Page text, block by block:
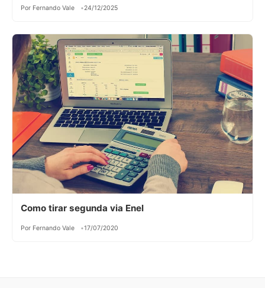
Por Fernando Vale 24/12/2025
Como tirar segunda via Enel
Por Fernando Vale 17/07/2020